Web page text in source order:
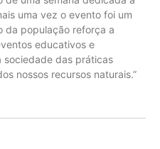
uma vez o evento foi um
da população reforça a
educativos e
sociedade das práticas
nossos recursos naturais.”